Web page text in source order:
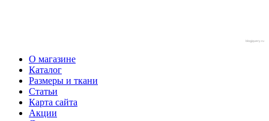
blogjquery.ru
О магазине
Каталог
Размеры и ткани
Статьи
Карта сайта
Акции